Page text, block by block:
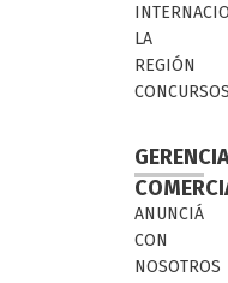
LA
REGIÓN
ANUNCIÁ
CON
NOSOTROS